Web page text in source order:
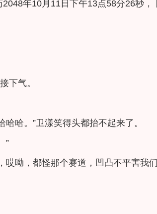
年10月11日下午13点58分26秒，
下气。
哈。”卫漾笑得头都抬不起来了。
”
呦，都怪那个赛道，凹凸不平害我